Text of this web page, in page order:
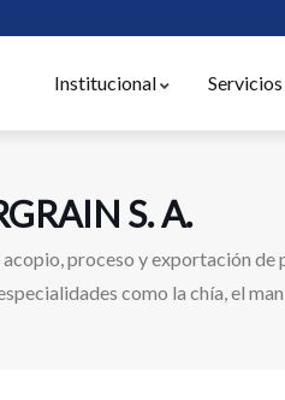
Institucional Servicios
S. A.
acopio, proceso y exportación de
como la chía, el